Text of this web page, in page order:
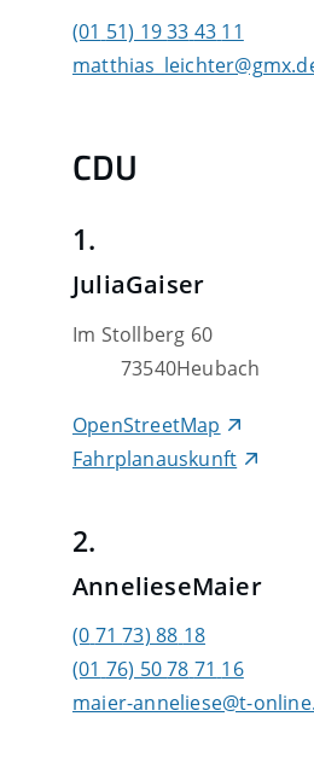
(01 51) 1933 43 11
CDU
1.
JuliaGaiser
Im Stollberg 60
73540Heubach
OpenStreetMap
Fahrplanauskunft
2.
AnnelieseMaier
maier-anneliese@t-
(0 71 73) 88 18
(01 76) 5078 71 16